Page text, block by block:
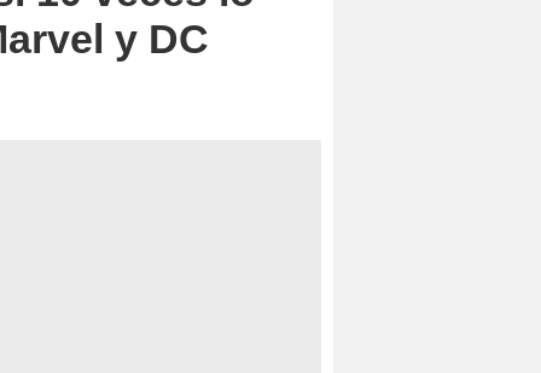
y DC